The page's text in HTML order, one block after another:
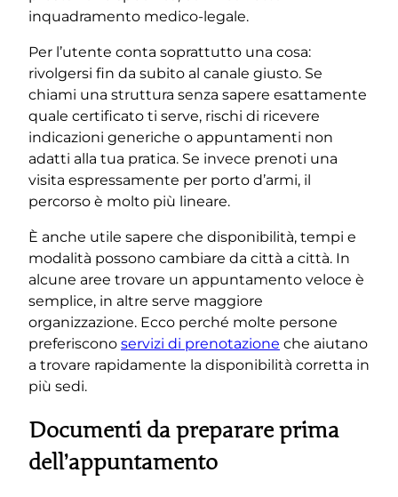
inquadramento medico-legale.
Per l’utente conta soprattutto una cosa:
rivolgersi fin da subito al canale giusto. Se
chiami una struttura senza sapere esattamente
quale certificato ti serve, rischi di ricevere
indicazioni generiche o appuntamenti non
adatti alla tua pratica. Se invece prenoti una
visita espressamente per porto d’armi, il
percorso è molto più lineare.
È anche utile sapere che disponibilità, tempi e
modalità possono cambiare da città a città. In
alcune aree trovare un appuntamento veloce è
semplice, in altre serve maggiore
organizzazione. Ecco perché molte persone
preferiscono servizi di prenotazione che aiutano
a trovare rapidamente la disponibilità corretta in
più sedi.
Documenti da preparare prima
dell’appuntamento